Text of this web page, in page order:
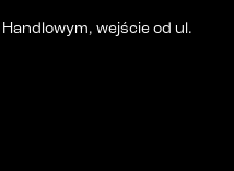
wejście od ul.